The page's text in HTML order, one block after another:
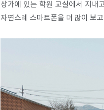
상가에 있는 학원 교실에서 지내
자연스레 스마트폰을 더 많이 보